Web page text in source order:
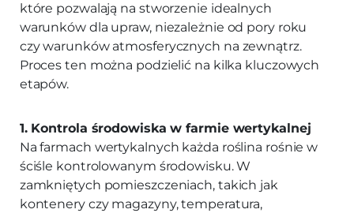
które pozwalają na stworzenie idealnych
warunków dla upraw, niezależnie od pory roku
czy warunków atmosferycznych na zewnątrz.
Proces ten można podzielić na kilka kluczowych
etapów.
1. Kontrola środowiska w farmie wertykalnej
Na farmach wertykalnych każda roślina rośnie w
ściśle kontrolowanym środowisku. W
zamkniętych pomieszczeniach, takich jak
kontenery czy magazyny, temperatura,